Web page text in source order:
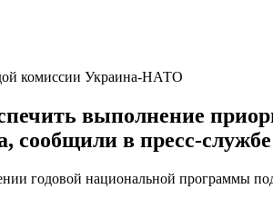
комиссии Украина-НАТО
выполнение
сообщили в пресс-
годовой национальной программы